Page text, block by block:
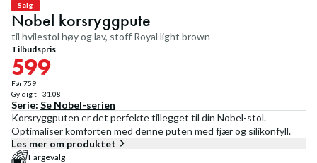
Salg
Nobel korsryggpute
til hvilestol høy og lav, stoff Royal light brown
Tilbudspris
599
Før759
Gyldig til 31.08
Serie: Se Nobel-serien
Korsryggputen er det perfekte tillegget til din Nobel-stol.
Optimaliser komforten med denne puten med fjær og silikonfyll.
Les mer om produktet
Fargevalg